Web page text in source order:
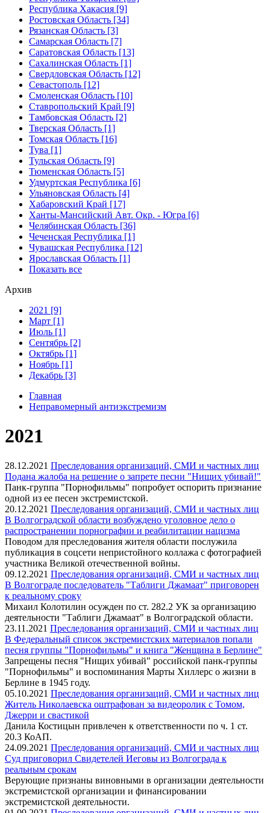
Республика Хакасия [9]
Ростовская Область [34]
Рязанская Область [3]
Самарская Область [7]
Саратовская Область [13]
Сахалинская Область [1]
Свердловская Область [12]
Севастополь [12]
Смоленская Область [10]
Ставропольский Край [9]
Тамбовская Область [2]
Тверская Область [1]
Томская Область [16]
Тува [1]
Тульская Область [9]
Тюменская Область [5]
Удмуртская Республика [6]
Ульяновская Область [4]
Хабаровский Край [17]
Ханты-Мансийский Авт. Окр. - Югра [6]
Челябинская Область [36]
Чеченская Республика [1]
Чувашская Республика [12]
Ярославская Область [1]
Показать все
Архив
2021 [9]
Март [1]
Июль [1]
Сентябрь [2]
Октябрь [1]
Ноябрь [1]
Декабрь [3]
Главная
Неправомерный антиэкстремизм
2021
28.12.2021 Преследования организаций, СМИ и частных лиц
Подана жалоба на решение о запрете песни "Нищих убивай!"
Панк-группа "Порнофильмы" попробует оспорить признание
одной из ее песен экстремистской.
20.12.2021 Преследования организаций, СМИ и частных лиц
В Волгоградской области возбуждено уголовное дело о
распространении порнографии и реабилитации нацизма
Поводом для преследования жителя области послужила
публикация в соцсети непристойного коллажа с фотографией
участника Великой отечественной войны.
09.12.2021 Преследования организаций, СМИ и частных лиц
В Волгограде последователь "Таблиги Джамаат" приговорен
к реальному сроку
Михаил Колотилин осужден по ст. 282.2 УК за организацию
деятельности "Таблиги Джамаат" в Волгоградской области.
23.11.2021 Преследования организаций, СМИ и частных лиц
В Федеральный список экстремистских материалов попали
песня группы "Порнофильмы" и книга "Женщина в Берлине"
Запрещены песня "Нищих убивай" российской панк-группы
"Порнофильмы" и воспоминания Марты Хиллерс о жизни в
Берлине в 1945 году.
05.10.2021 Преследования организаций, СМИ и частных лиц
Житель Николаевска оштрафован за видеоролик с Томом,
Джерри и свастикой
Данила Костицын привлечен к ответственности по ч. 1 ст.
20.3 КоАП.
24.09.2021 Преследования организаций, СМИ и частных лиц
Суд приговорил Свидетелей Иеговы из Волгограда к
реальным срокам
Верующие признаны виновными в организации деятельности
экстремистской организации и финансировании
экстремистской деятельности.